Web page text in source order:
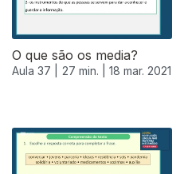
O que são os media?
Aula 37 | 27 min. | 18 mar. 2021